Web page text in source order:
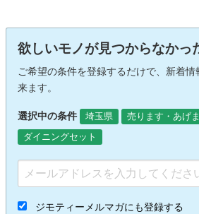
欲しいモノが見つからなかっ
ご希望の条件を登録するだけで、新着
来ます。
選択中の条件 埼玉県 売ります・あげ
ダイニングセット
ジモティーメルマガにも登録する